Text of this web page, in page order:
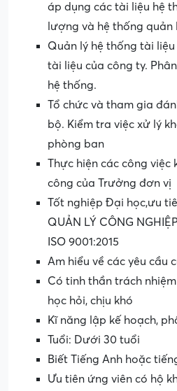
áp dụng các tài liệu hệ
lượng và hệ thống quản
Quản lý hệ thống tài
tài liệu của công ty.
hệ thống.
Tổ chức và tham gia
bộ. Kiểm tra việc xử lý
phòng ban
Thực hiện các công việc
công của Trưởng đơn vị
Tốt nghiệp Đại học,ưu
QUẢN LÝ CÔNG
ISO 9001:2015
Am hiểu về các yêu cầu
Có tinh thần trách
học hỏi, chịu khó
Kĩ năng lập kế hoạch,
Tuổi: Dưới 30 tuổi
Biết Tiếng Anh hoặc
Ưu tiên ứng viên có hộ